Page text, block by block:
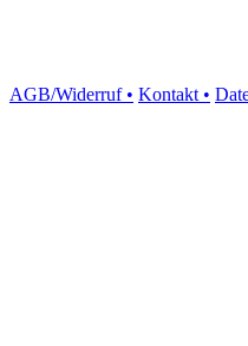
AGB/Widerruf • Kontakt •